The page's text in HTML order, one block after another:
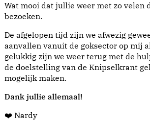
Wat mooi dat jullie weer met zo velen
bezoeken.
De afgelopen tijd zijn we afwezig
aanvallen vanuit de goksector op mij
gelukkig zijn we weer terug met de
de doelstelling van de Knipselkrant
mogelijk maken.
Dank jullie allemaal!
❤️ Nardy